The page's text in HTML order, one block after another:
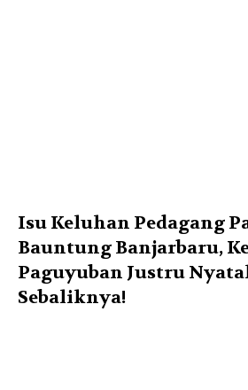
Isu Keluhan Pedagang
Bauntung Banjarbaru,
Paguyuban Justru
Sebaliknya!